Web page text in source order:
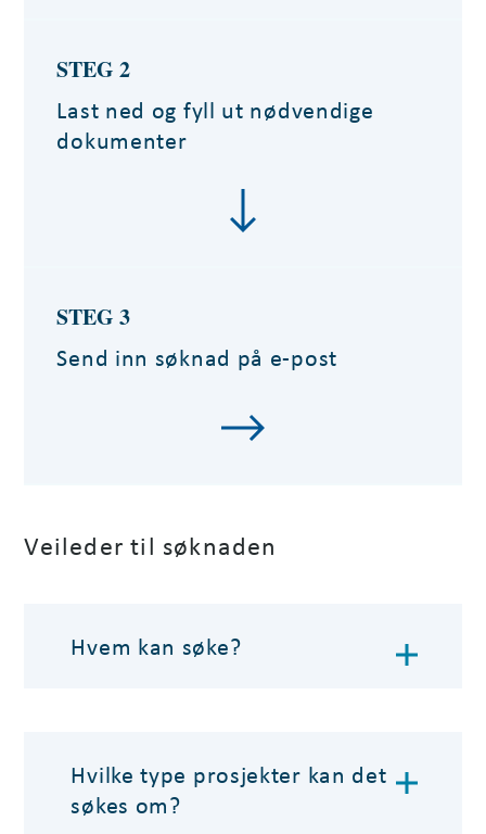
STEG 2
Last ned og fyll ut nødvendige
dokumenter
STEG 3
Send inn søknad på e-post
Veileder til søknaden
Hvem kan søke?
Hvilke type prosjekter kan det
søkes om?